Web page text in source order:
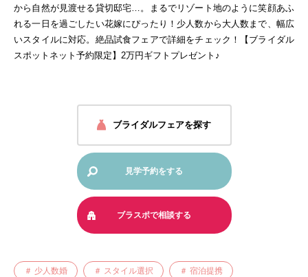
LINEで気軽に相談
から自然が見渡せる貸切邸宅…。まるでリゾート地のように笑顔あふ
れる一日を過ごしたい花嫁にぴったり！少人数から大人数まで、幅広
いスタイルに対応。絶品試食フェアで詳細をチェック！【ブライダル
スポットネット予約限定】2万円ギフトプレゼント♪
ブライダルフェアを探す
見学予約をする
ブラスポで相談する
＃ 少人数婚 ＃ スタイル選択 ＃ 宿泊提携